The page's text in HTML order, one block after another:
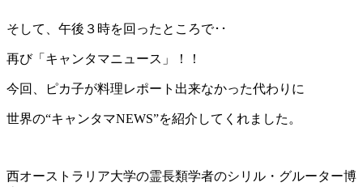
そして、午後３時を回ったところで･･
再び「キャンタマニュース」！！
今回、ピカ子が料理レポート出来なかった代わりに
世界の“キャンタマNEWS”を紹介してくれました。
西オーストラリア大学の霊長類学者のシリル・グルーター博